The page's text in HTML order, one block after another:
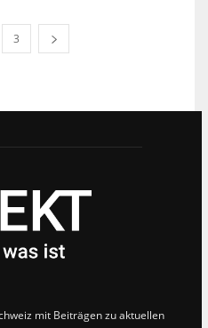
3
mit Beiträgen zu aktuellen